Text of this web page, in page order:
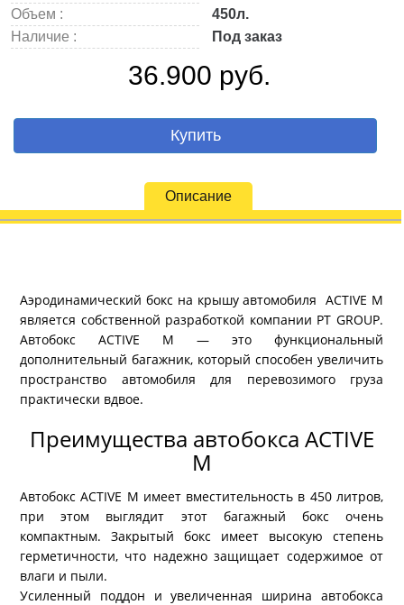
Объем :
450л.
Наличие :
Под заказ
36.900 руб.
Купить
Описание
Аэродинамический бокс на крышу автомобиля ACTIVE M
является собственной разработкой компании PT GROUP.
Автобокс ACTIVE M — это функциональный
дополнительный багажник, который способен увеличить
пространство автомобиля для перевозимого груза
практически вдвое.
Преимущества автобокса ACTIVE
M
Автобокс ACTIVE M имеет вместительность в 450 литров,
при этом выглядит этот багажный бокс очень
компактным. Закрытый бокс имеет высокую степень
герметичности, что надежно защищает содержимое от
влаги и пыли.
Усиленный поддон и увеличенная ширина автобокса